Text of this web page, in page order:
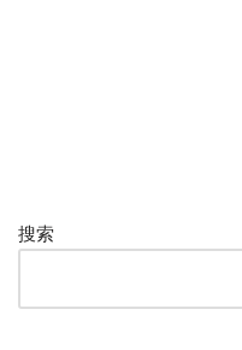
搜索